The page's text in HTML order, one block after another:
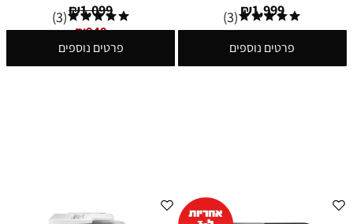
₪1,999
(3)
פרטים נוספים
₪1,099
₪949
(3)
פרטים נוספים